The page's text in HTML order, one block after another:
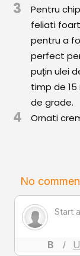
Librărie
Adaugă o
Cum adăugăm
Regulament
3
Pentru
feliati
pentru a
perfect
puțin ulei
timp de
de grade.
4 Ornati